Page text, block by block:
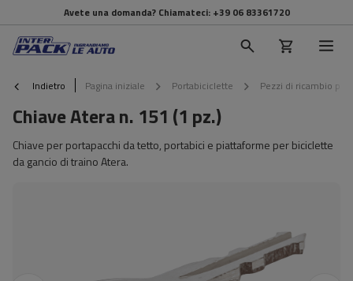
Avete una domanda? Chiamateci: +39 06 83361720
Indietro Pagina iniziale Portabiciclette Pezzi di ricambio
Chiave Atera n. 151 (1 pz.)
Chiave per portapacchi da tetto, portabici e piattaforme per biciclette
da gancio di traino Atera.